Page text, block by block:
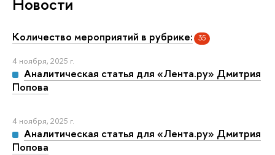
Количество мероприятий в рубрике: 35
4 ноября, 2025 г.
Аналитическая статья для «Лента.ру» Дмитрия
Попова
4 ноября, 2025 г.
Аналитическая статья для «Лента.ру» Дмитрия
Попова